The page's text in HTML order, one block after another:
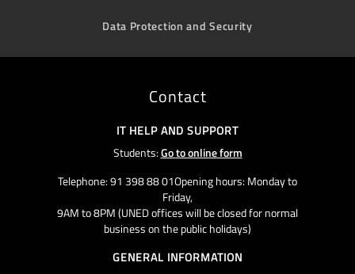
Data Protection and Security
Contact
IT HELP AND SUPPORT
Students:Go to online form
Telephone: 91 398 88 01Opening hours: Monday to
Friday,
9AM to 8PM (UNED offices will be closed for normal
business on the public holidays)
GENERAL INFORMATION